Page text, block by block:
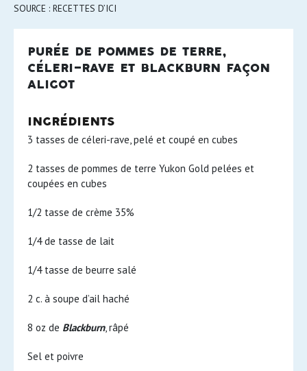
SOURCE : RECETTES D’ICI
purée de pommes de terre,
céleri-rave et blackburn façon
aligot
ingrédients
3 tasses de céleri-rave, pelé et coupé en cubes
2 tasses de pommes de terre Yukon Gold pelées et
coupées en cubes
1/2 tasse de crème 35%
1/4 de tasse de lait
1/4 tasse de beurre salé
2 c. à soupe d’ail haché
8 oz de Blackburn, râpé
Sel et poivre